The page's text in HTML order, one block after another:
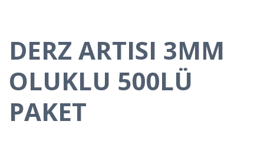
DERZ ARTISI 3MM
OLUKLU 500LÜ
PAKET